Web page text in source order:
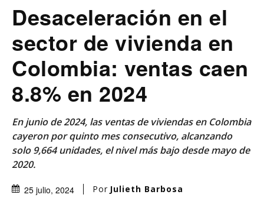
Desaceleración en el
sector de vivienda en
Colombia: ventas caen
8.8% en 2024
En junio de 2024, las ventas de viviendas en Colombia
cayeron por quinto mes consecutivo, alcanzando
solo 9,664 unidades, el nivel más bajo desde mayo de
2020.
25 julio, 2024 Por Julieth Barbosa